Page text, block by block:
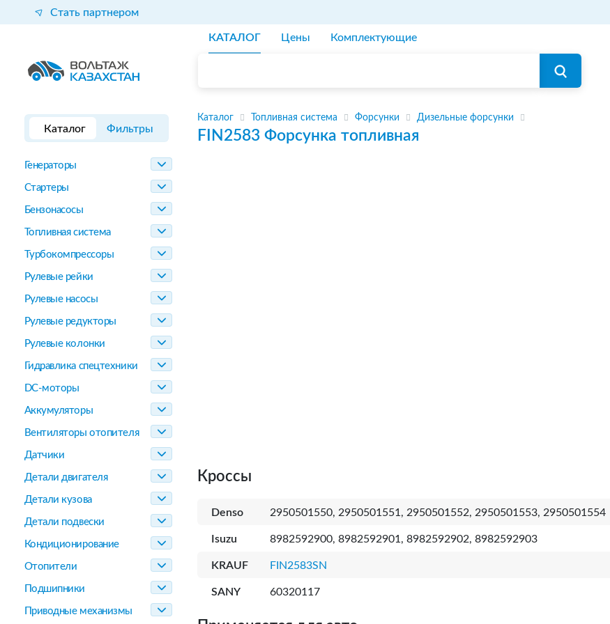
Стать партнером
КАТАЛОГ Цены Комплектующие
Каталог Фильтры
Генераторы
Стартеры
Бензонасосы
Топливная система
Турбокомпрессоры
Рулевые рейки
Рулевые насосы
Рулевые редукторы
Рулевые колонки
Гидравлика спецтехники
DC-моторы
Аккумуляторы
Вентиляторы отопителя
Датчики
Детали двигателя
Детали кузова
Детали подвески
Кондиционирование
Отопители
Подшипники
Приводные механизмы
Каталог Топливная система Форсунки Дизельные форсунки
FIN2583 Форсунка топливная
Кроссы
Denso 2950501550, 2950501551, 2950501552, 2950501553, 2950501554
Isuzu 8982592900, 8982592901, 8982592902, 8982592903
KRAUF FIN2583SN
SANY 60320117